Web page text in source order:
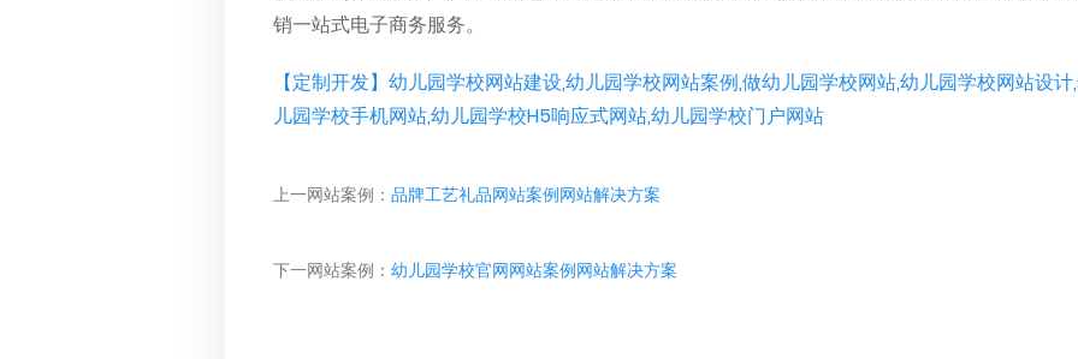
销一站式电子商务服务。
【定制开发】幼儿园学校网站建设,幼儿园学校网站案例,做幼儿园学校网站,幼儿园学校网站设计
儿园学校手机网站,幼儿园学校H5响应式网站,幼儿园学校门户网站
上一网站案例： 品牌工艺礼品网站案例网站解决方案
下一网站案例： 幼儿园学校官网网站案例网站解决方案